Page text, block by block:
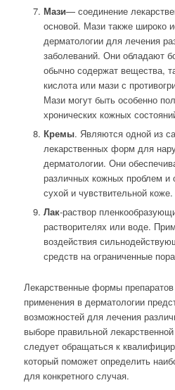
Мази— соединение
основой. Мази также широко
дерматологии для лечения
заболеваний. Они обладают
обычно содержат вещества,
кислота или мази с
Мази могут быть особенно
хронических кожных
Кремы. Являются одной из
лекарственных форм для
дерматологии. Они
различных кожных проблем и
сухой и чувствительной коже.
Лак-раствор
растворителях или воде.
воздействия
средств на ограниченные
Лекарственные формы
применения в дерматологии
возможностей для лечения
выборе правильной
следует обращаться к
который поможет определить
для конкретного случая.